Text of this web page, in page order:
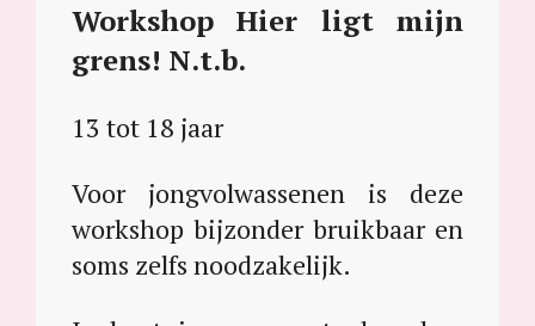
Workshop Hier ligt mijn
grens! N.t.b.
13 tot 18 jaar
Voor jongvolwassenen is deze
workshop bijzonder bruikbaar en
soms zelfs noodzakelijk.